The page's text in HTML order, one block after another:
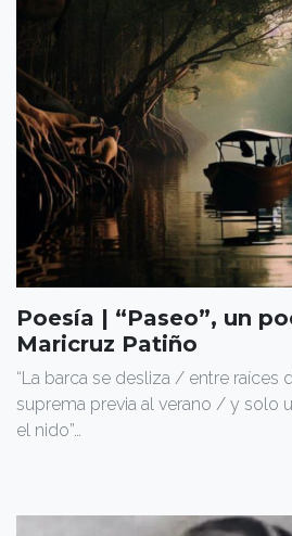
Poesía | “Paseo”, un
Maricruz Patiño
“La barca se desliza / entre raíces
suprema previa al verano / y solo
el nido”…